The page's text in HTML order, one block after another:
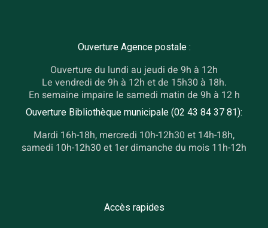
Ouverture Agence postale :
Ouverture du lundi au jeudi de 9h à 12h
Le vendredi de 9h à 12h et de 15h30 à 18h.
En semaine impaire le samedi matin de 9h à 12 h
Ouverture Bibliothèque municipale (02 43 84 37 81):
Mardi 16h-18h, mercredi 10h-12h30 et 14h-18h,
samedi 10h-12h30 et 1er dimanche du mois 11h-12h
Accès rapides